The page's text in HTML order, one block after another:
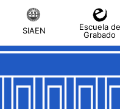
SIAEN
Escuela de
Grabado